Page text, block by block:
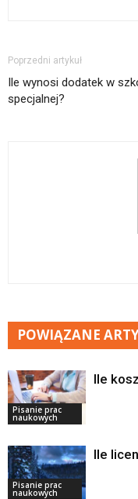
Poprzedni artykuł
Ile wynosi dodatek w
specjalnej?
POWIĄZANE
Pisanie prac
naukowych
Ile
Pisanie prac
naukowych
Ile